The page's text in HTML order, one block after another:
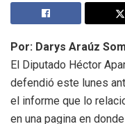
Por: Darys Araúz
El Diputado Héctor
defendió este lunes
el informe que lo
en una pagina en